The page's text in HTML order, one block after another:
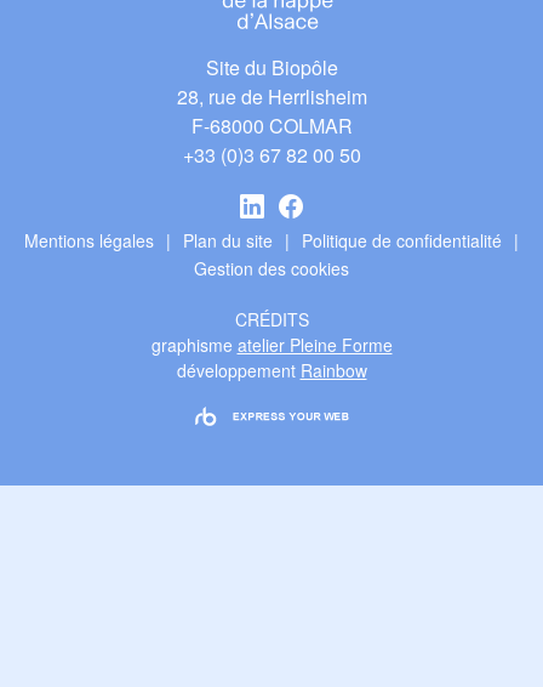
Site du Biopôle
28, rue de Herrlisheim
F-68000 COLMAR
+33 (0)3 67 82 00 50
LinkedinFacebook
Mentions légales Plan du site
Politique de confidentialité
Gestion des cookies
CRÉDITS
graphisme atelier Pleine Forme
développement Rainbow